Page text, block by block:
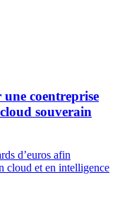
coentreprise
souverain
d’euros afin
cloud et en intelligence